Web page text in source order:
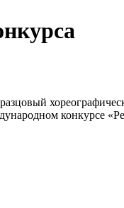
конкурсе